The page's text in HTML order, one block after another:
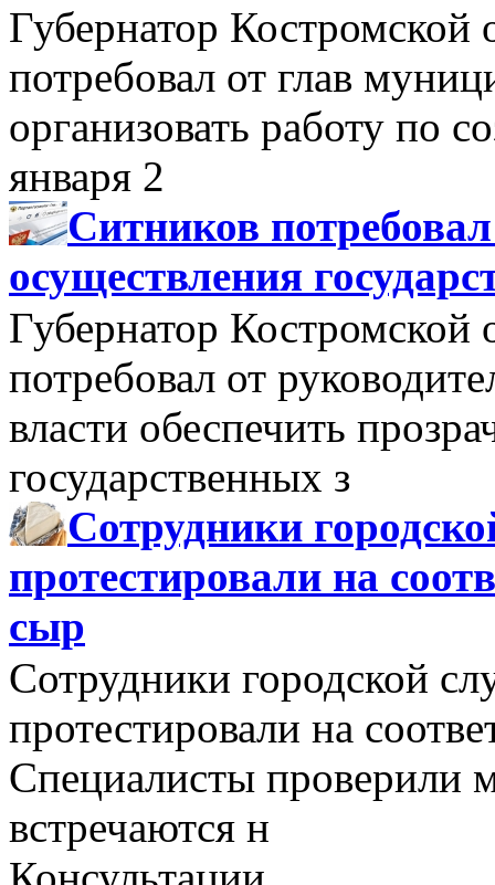
Губернатор Костромской
потребовал от глав
организовать работу по
января 2
Ситников
осуществления
Губернатор Костромской
потребовал от
власти обеспечить
государственных з
Сотрудники
протестировали на
сыр
Сотрудники городской
протестировали на
Специалисты проверили
встречаются н